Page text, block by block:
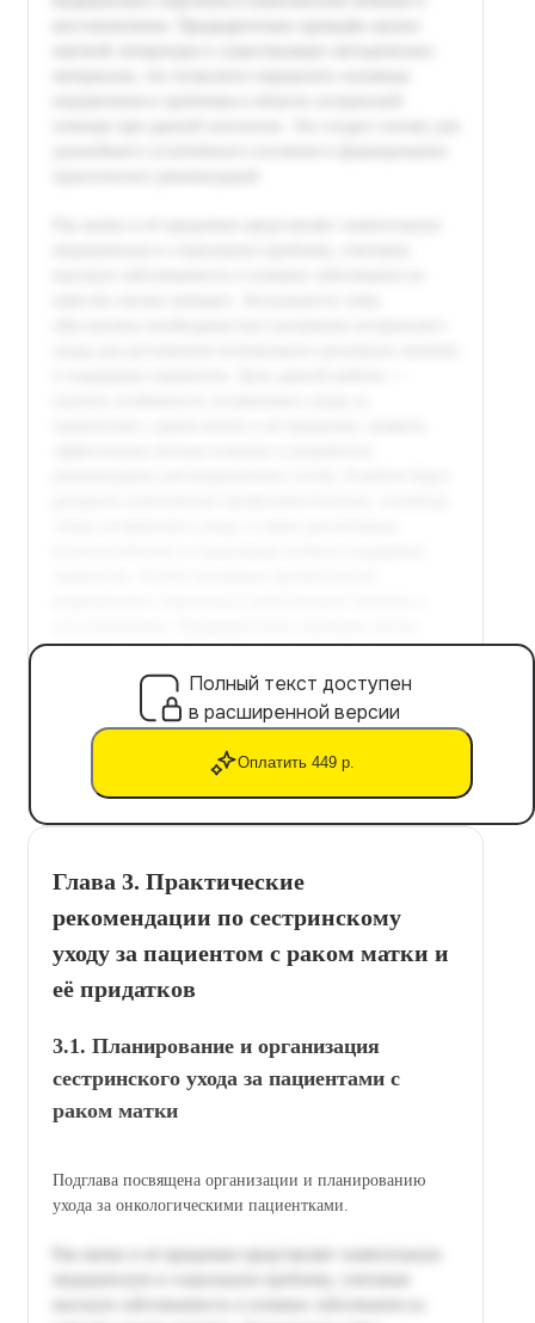
Полный текст доступен
в расширенной версии
Оплатить 449 р.
Глава 3. Практические
рекомендации по сестринскому
уходу за пациентом с раком матки и
её придатков
3.1. Планирование и организация
сестринского ухода за пациентами с
раком матки
Подглава посвящена организации и планированию
ухода за онкологическими пациентками.